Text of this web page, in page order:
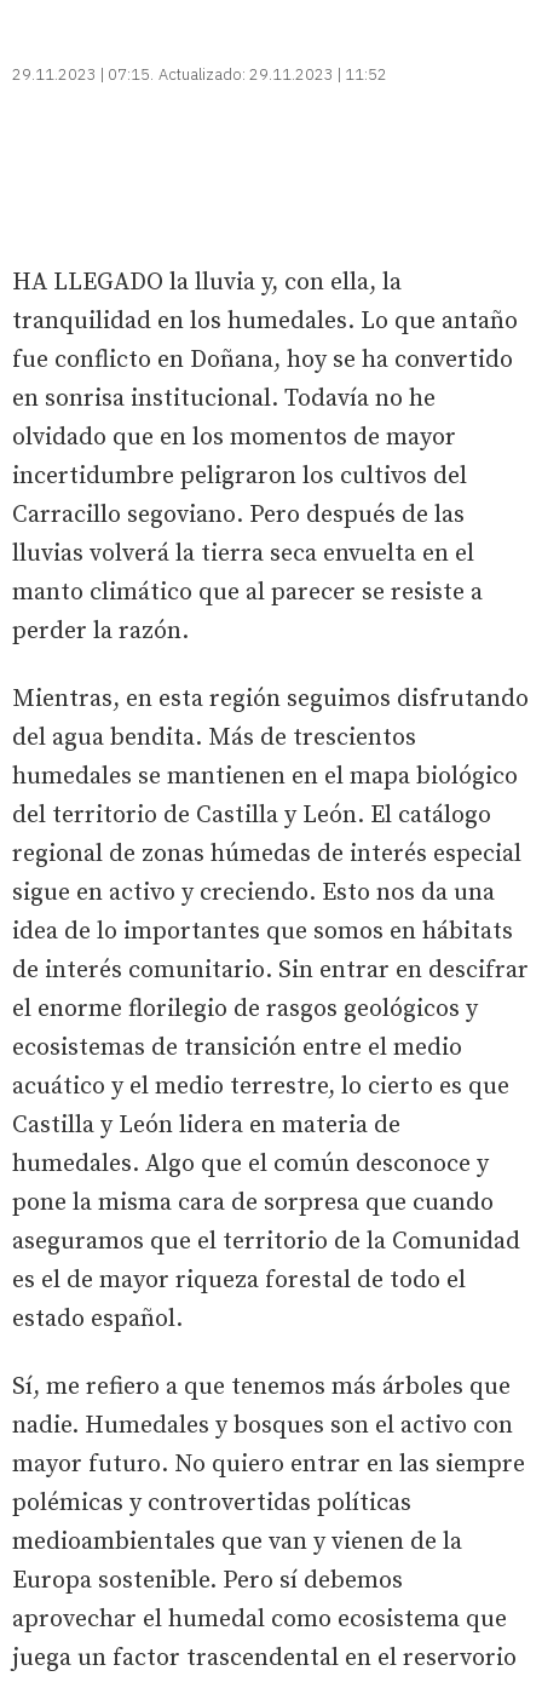
29.11.2023 | 07:15 Actualizado: 29.11.2023 | 11:52
HA LLEGADO la lluvia y, con ella, la
tranquilidad en los humedales. Lo que antaño
fue conflicto en Doñana, hoy se ha convertido
en sonrisa institucional. Todavía no he
olvidado que en los momentos de mayor
incertidumbre peligraron los cultivos del
Carracillo segoviano. Pero después de las
lluvias volverá la tierra seca envuelta en el
manto climático que al parecer se resiste a
perder la razón.
Mientras, en esta región seguimos disfrutando
del agua bendita. Más de trescientos
humedales se mantienen en el mapa biológico
del territorio de Castilla y León. El catálogo
regional de zonas húmedas de interés especial
sigue en activo y creciendo. Esto nos da una
idea de lo importantes que somos en hábitats
de interés comunitario. Sin entrar en descifrar
el enorme florilegio de rasgos geológicos y
ecosistemas de transición entre el medio
acuático y el medio terrestre, lo cierto es que
Castilla y León lidera en materia de
humedales. Algo que el común desconoce y
pone la misma cara de sorpresa que cuando
aseguramos que el territorio de la Comunidad
es el de mayor riqueza forestal de todo el
estado español.
Sí, me refiero a que tenemos más árboles que
nadie. Humedales y bosques son el activo con
mayor futuro. No quiero entrar en las siempre
polémicas y controvertidas políticas
medioambientales que van y vienen de la
Europa sostenible. Pero sí debemos
aprovechar el humedal como ecosistema que
juega un factor trascendental en el reservorio